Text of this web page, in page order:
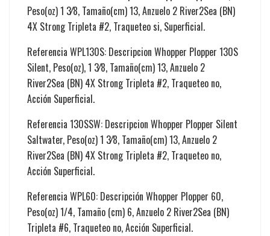
Peso(oz) 1 3⁄8, Tamaño(cm) 13, Anzuelo 2 River2Sea (BN)
4X Strong Tripleta #2, Traqueteo si, Superficial.
Referencia WPL130S: Descripcion Whopper Plopper 130S
Silent, Peso(oz), 1 3⁄8, Tamaño(cm) 13, Anzuelo 2
River2Sea (BN) 4X Strong Tripleta #2, Traqueteo no,
Acción Superficial.
Referencia 130SSW: Descripcion Whopper Plopper Silent
Saltwater, Peso(oz) 1 3⁄8, Tamaño(cm) 13, Anzuelo 2
River2Sea (BN) 4X Strong Tripleta #2, Traqueteo no,
Acción Superficial.
Referencia WPL60: Descripción Whopper Plopper 60,
Peso(oz) 1/4, Tamaño (cm) 6, Anzuelo 2 River2Sea (BN)
Tripleta #6, Traqueteo no, Acción Superficial.